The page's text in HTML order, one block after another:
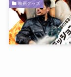
映画グッズ